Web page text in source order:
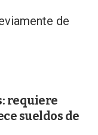
de
requiere
sueldos de